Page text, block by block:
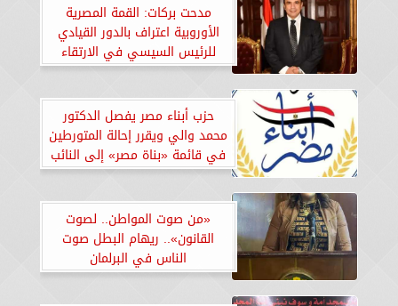
مدحت بركات: القمة المصرية
الأوروبية اعتراف بالدور القيادي
للرئيس السيسي في الارتقاء
بالشراكة
حزب أبناء مصر يفصل الدكتور
محمد والي ويقرر إحالة المتورطين
في قائمة «بناة مصر» إلى النائب
العام
«من صوت المواطن.. لصوت
القانون».. ريهام البطل صوت
الناس في البرلمان